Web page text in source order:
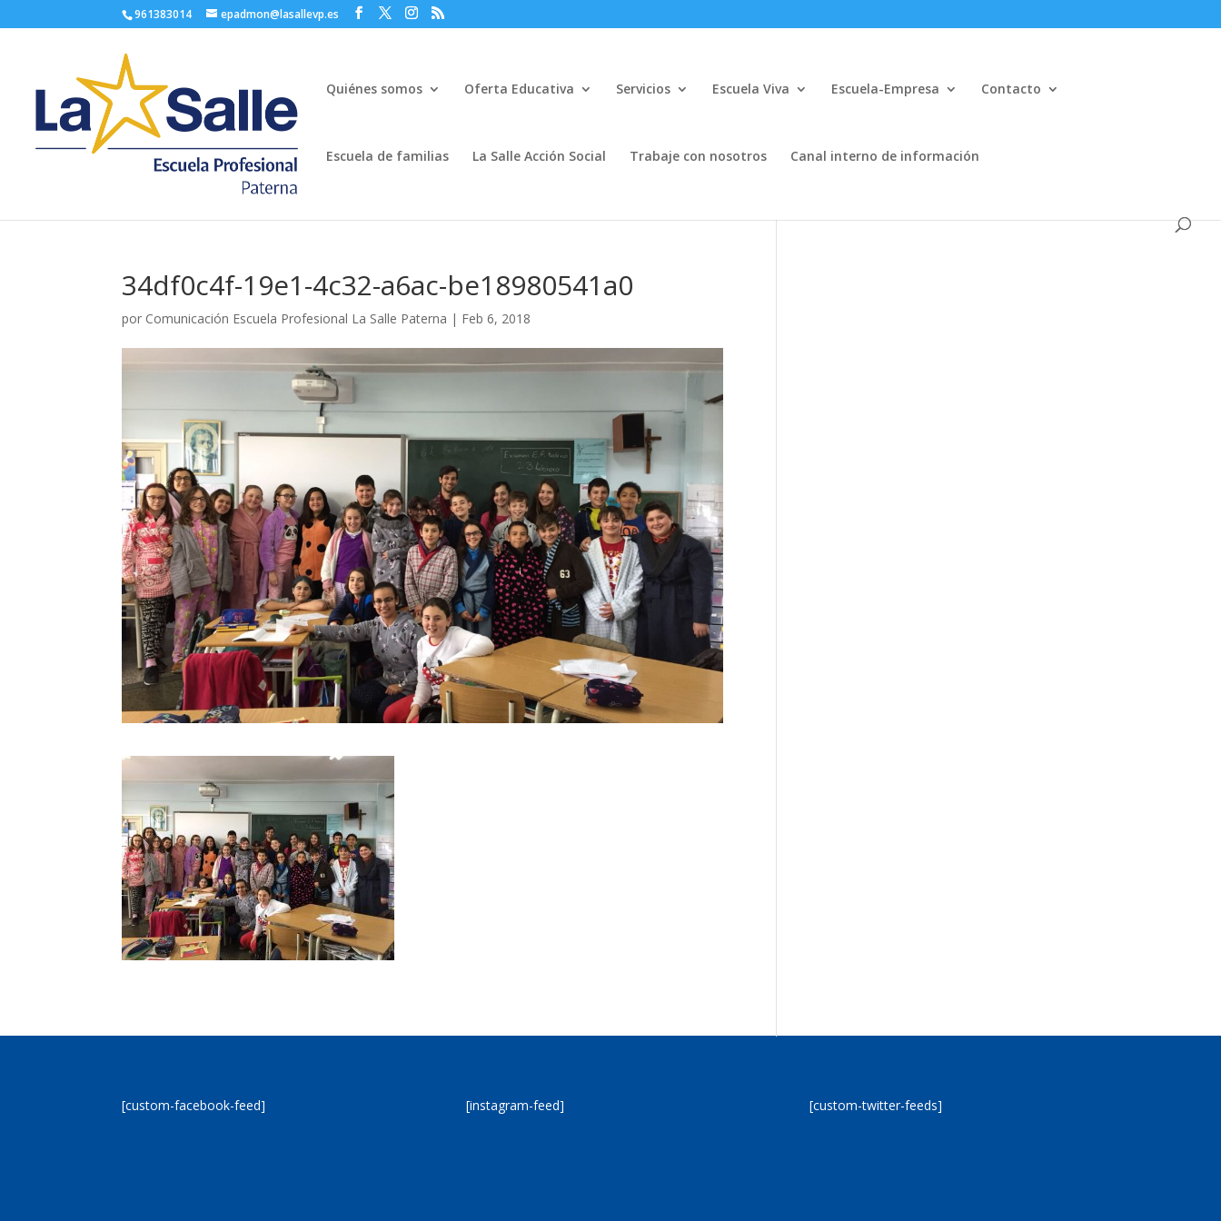
961383014 epadmon@lasallevp.es
Quiénes somos Oferta Educativa Servicios Escuela Viva Escuela-Empresa Contacto
Escuela de familias La Salle Acción Social Trabaje con nosotros Canal interno de información
34df0c4f-19e1-4c32-a6ac-be18980541a0
por Comunicación Escuela Profesional La Salle Paterna | Feb 6, 2018
[custom-facebook-feed] [instagram-feed] [custom-twitter-feeds]